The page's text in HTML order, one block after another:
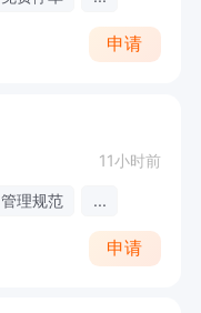
申请
11小时前
管理规范 ...
申请